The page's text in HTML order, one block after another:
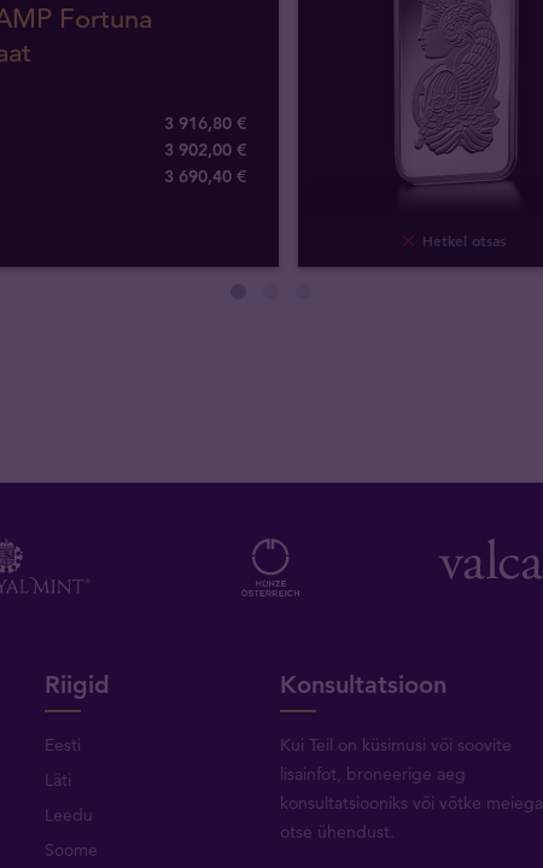
Fortuna
3 916,80 €
3 902,00 €
3 690,40 €
Hetkel otsas
Riigid
Eesti
Läti
Leedu
Soome
Konsultatsioon
Kui Teil on küsimusi või soovite
lisainfot, broneerige aeg
konsultatsiooniks või võtke meiega
otse ühendust.